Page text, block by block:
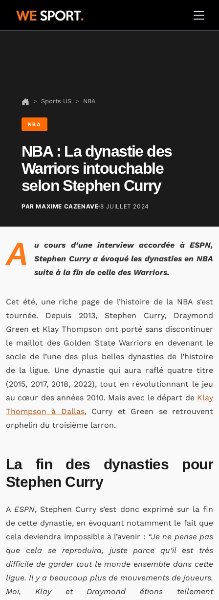
Sports US NBA
NBA
NBA : La dynastie des
Warriors intouchable
selon Stephen Curry
PAR MAXIME CAZENAVE 8 JUILLET 2024
A
u cours d’une interview accordée à ESPN,
Stephen Curry a évoqué les dynasties en NBA
suite à la fin de celle des Warriors.
Cet été, une riche page de l’histoire de la NBA s’est
tournée. Depuis 2013, Stephen Curry, Draymond
Green et Klay Thompson ont porté sans discontinuer
le maillot des Golden State Warriors en devenant le
socle de l’une des plus belles dynasties de l’histoire
de la ligue. Une dynastie qui aura raflé quatre titre
(2015, 2017, 2018, 2022), tout en révolutionnant le jeu
au cœur des années 2010. Mais avec le départ de Klay
Thompson à Dallas, Curry et Green se retrouvent
orphelin du troisième larron.
La fin des dynasties pour
Stephen Curry
AESPN, Stephen Curry s’est donc exprimé sur la fin
de cette dynastie, en évoquant notamment le fait que
cela deviendra impossible à l’avenir : “Je ne pense pas
que cela se reproduira, juste parce qu’il est très
difficile de garder tout le monde ensemble dans cette
ligue. Il y a beaucoup plus de mouvements de joueurs.
Moi, Klay et Draymond étions tellement